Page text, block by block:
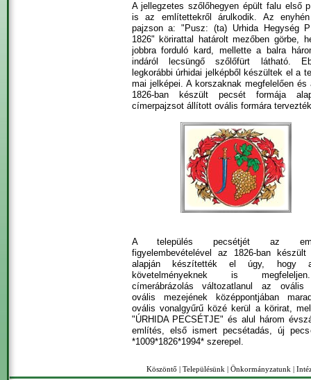
A jellegzetes szőlőhegyen épült falu első
is az említettekről árulkodik. Az
pajzson a: "Pusz: (ta) Urhida Hegység
1826" körirattal határolt mezőben görbe,
jobbra forduló kard, mellette a balra
indáról lecsüngő szőlőfürt látható.
legkorábbi úrhidai jelképből készültek el a
mai jelképei. A korszaknak megfelelően és
1826-ban készült pecsét formája
címerpajzsot állított ovális formára tervezték
A település pecsétjét az
figyelembevételével az 1826-ban készült
alapján készítették el úgy, hogy
követelményeknek is
címerábrázolás változatlanul az ovális
ovális mezejének középpontjában
ovális vonalgyűrű közé kerül a körirat,
"ÚRHIDA PECSÉTJE" és alul három
említés, első ismert pecsétadás, új
*1009*1826*1994* szerepel.
Köszöntő | Településünk | Önkormányzatunk |